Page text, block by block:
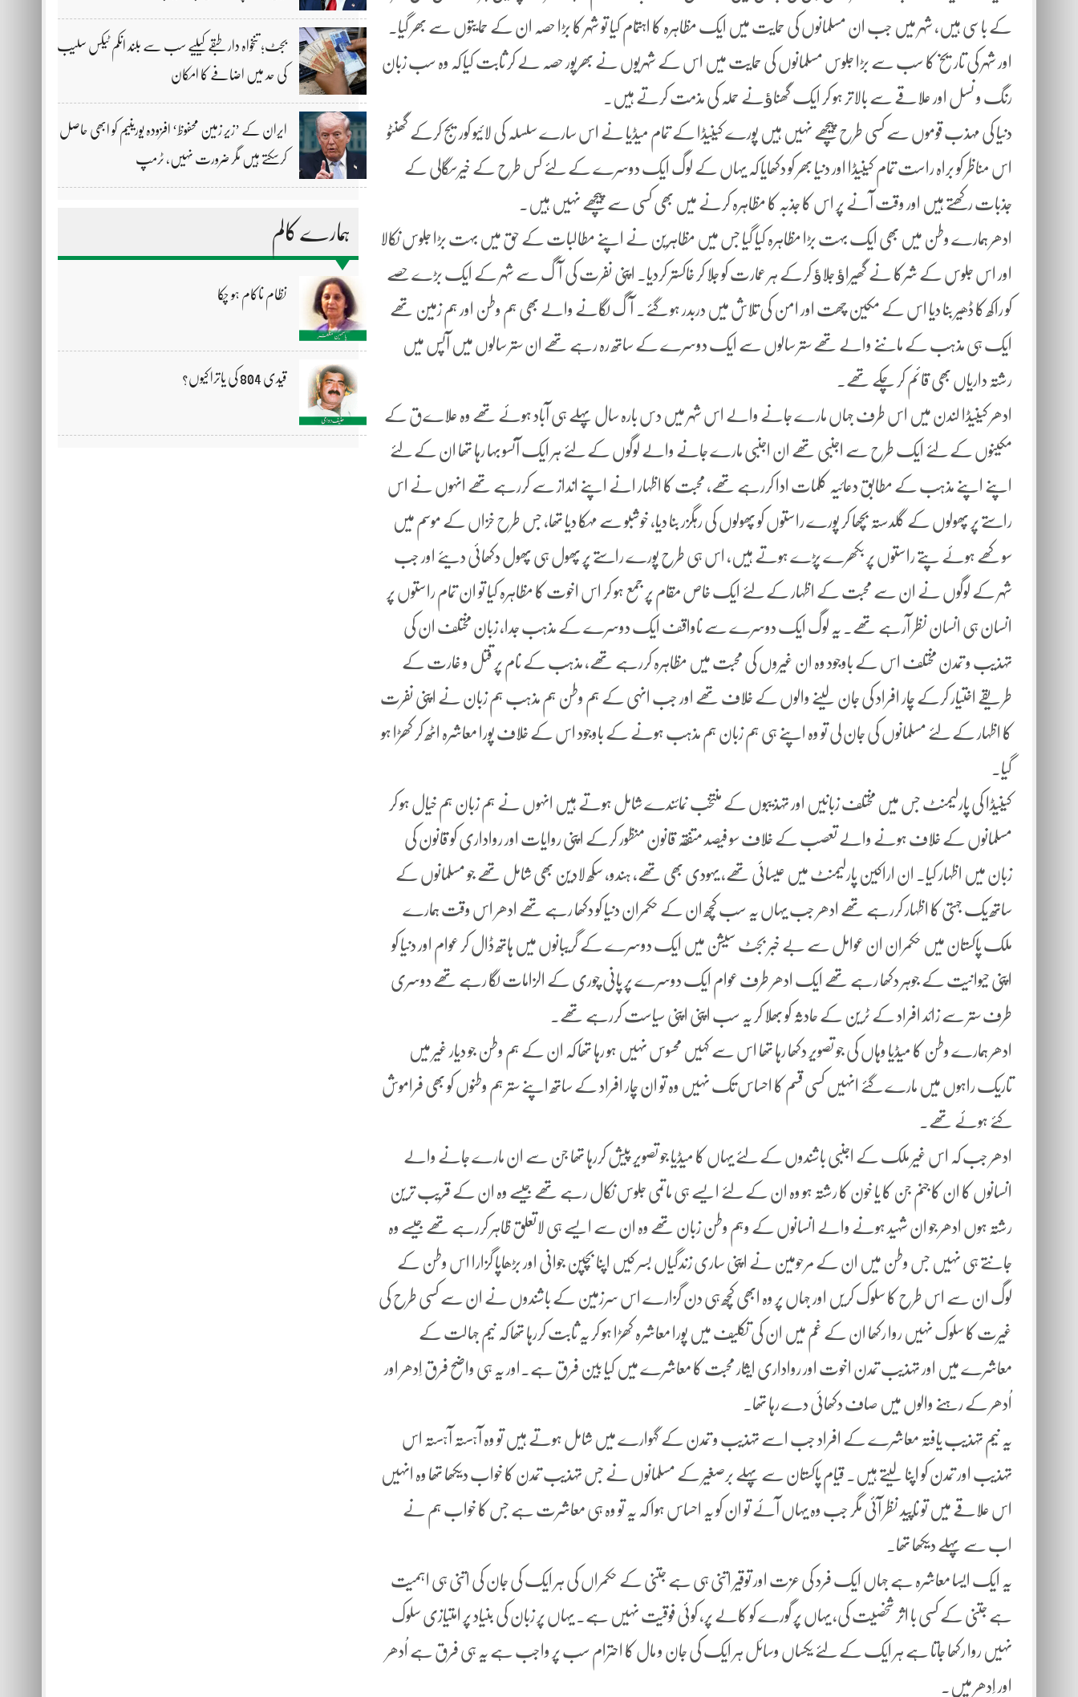
بجٹ؛ تنخواہ دار طبقے کیلیے سب سے بلند انکم ٹیکس سلیب
کی حد میں اضافے کا امکان
ایران کے ’زیر زمین محفوظ‘ افزودہ یورینیم کو ابھی حاصل
کرسکتے ہیں مگر ضرورت نہیں، ٹرمپ
ہمارے کالم
نظام ناکام ہو چکا
قیدی 804 کی یاترا کیوں؟
کے باسی ہیں، شہر میں جب ان مسلمانوں کی حمایت میں ایک مظاہرہ کا اہتمام کیا تو شہر کا بڑا حصہ ان کے حمایتوں سے بھر گیا۔
اور شہر کی تاریخ کا سب سے بڑا جلوس مسلمانوں کی حمایت میں اس کے شہریوں نے بھرپور حصہ لے کر ثابت کیا کہ وہ سب زبان
رنگ و نسل اور علاقے سے بالاتر ہو کر ایک گھناﺅنے حملہ کی مذمت کرتے ہیں۔
دنیا کی مہذب قوموں سے کسی طرح پیچھے نہیں ہیں پورے کینیڈا کے تمام میڈیا نے اس سارے سلسلہ کی لائیو کوریج کرکے گھنٹو
اس مناظر کو براہ راست تمام کینیڈا اور دنیا بھر کو دکھایا کہ یہاں کے لوگ ایک دوسرے کے لئے کس طرح کے خیرسگالی کے
جذبات رکھتے ہیں اور وقت آنے پر اس کا جذبہ کا مظاہرہ کرنے میں بھی کسی سے پیچھے نہیں ہیں۔
ادھر ہمارے وطن میں بھی ایک بہت بڑا مظاہرہ کیا گیا جس میں مظاہرین نے اپنے مطالبات کے حق میں بہت بڑا جلوس نکالا
اور اس جلوس کے شرکا نے گھیراﺅ جلاﺅ کرکے ہر عمارت کو جلا کر خاکستر کردیا۔ اپنی نفرت کی آگ سے شہر کے ایک بڑے حصے
کو راکھ کا ڈھیر بنا دیا اس کے مکین چھت اور امن کی تلاش میں دربدر ہو گئے۔ آگ لگانے والے بھی ہم وطن اور ہم زمین تھے
ایک ہی مذہب کے ماننے والے تھے ستر سالوں سے ایک دوسرے کے ساتھ رہ رہے تھے ان ستر سالوں میں آپس میں
رشتہ داریاں بھی قائم کر چکے تھے۔
ادھر کینیڈا لندن میں اس طرف جہاں مارے جانے والے اس شہر میں دس بارہ سال پہلے ہی آباد ہوئے تھے وہ علاےق کے
مکینوں کے لئے ایک طرح سے اجنبی تھے ان اجنبی مارے جانے والے لوگوں کے لئے ہر ایک آنسو بہا رہا تھا ان کے لئے
اپنے اپنے مذہب کے مطابق دعائیہ کلمات ادا کررہے تھے، محبت کا اظہار انے اپنے انداز سے کررہے تھے انہوں نے اس
راستے پر پھولوں کے گلدستہ بچھا کر پورے راستوں کو پھولوں کی رہگزر بنا دیا، خوشبو سے مہکا دیا تھا، جس طرح خزاں کے موسم میں
سوکھے ہوئے پتے راستوں پر بکھرے پڑے ہوتے ہیں، اس ہی طرح پورے راستے پر پھول ہی پھول دکھائی دیئے اور جب
شہر کے لوگوں نے ان سے محبت کے اظہار کے لئے ایک خاص مقام پر جمع ہو کر اس اخوت کا مظاہرہ کیا تو ان تمام راستوں پر
انسان ہی انسان نظر آرہے تھے۔ یہ لوگ ایک دوسرے سے ناواقف ایک دوسرے کے مذہب جدا، زبان مختلف ان کی
تہذیب و تمدن مختلف اس کے باوجود وہ ان غیروں کی محبت میں مظاہرہ کررہے تھے، مذہب کے نام پر قتل و غارت کے
طریقے اختیار کرکے چار افراد کی جان لینے والوں کے خلاف تھے اور جب انہی کے ہم وطن ہم مذہب ہم زبان نے اپنی نفرت
کا اظہار کے لئے مسلمانوں کی جان لی تو وہ اپنے ہی ہم زبان ہم مذہب ہونے کے باوجود اس کے خلاف پورا معاشرہ اٹھ کر کھڑا ہو
گیا۔
کینیڈا کی پارلیمنٹ جس میں مختلف زبانیں اور تہذیبوں کے منتخب نمائندے شامل ہوتے ہیں انہوں نے ہم زبان ہم خیال ہو کر
مسلمانوں کے خلاف ہونے والے تعصب کے خلاف سو فیصد متفقہ قانون منظور کرکے اپنی روایات اور رواداری کو قانون کی
زبان میں اظہار کیا۔ ان اراکین پارلیمنٹ میں عیسائی تھے، یہودی بھی تھے، ہندو، سکھ لادین بھی شامل تھے جو مسلمانوں کے
ساتھ یک جہتی کا اظہار کررہے تھے ادھر جب یہاں یہ سب کچھ ان کے حکمران دنیا کو دکھا رہے تھے ادھر اس وقت ہمارے
ملک پاکستان میں حکمران ان عوامل سے بے خبر بجٹ سیشن میں ایک دوسرے کے گریبانوں میں ہاتھ ڈال کر عوام اور دنیا کو
اپنی حیوانیت کے جوہر دکھا رہے تھے ایک ادھر طرف عوام ایک دوسرے پر پانی چوری کے الزامات لگا رہے تھے دوسری
طرف ستر سے زائد افراد کے ٹرین کے حادثہ کو بھلا کر یہ سب اپنی اپنی سیاست کررہے تھے۔
ادھر ہمارے وطن کا میڈیا وہاں کی جو تصویر دکھا رہا تھا اس سے کہیں محسوس نہیں ہو رہا تھا کہ ان کے ہم وطن جو دیار غیر میں
تاریک راہوں میں مارے گئے انہیں کسی قسم کا احساس تک نہیں وہ تو ان چار افراد کے ساتھ اپنے ستر ہم وطنوں کو بھی فراموش
کئے ہوئے تھے۔
ادھر جب کہ اس غیر ملک کے اجنبی باشندوں کے لئے یہاں کا میڈیا جو تصویر پیش کررہا تھا جن سے ان مارے جانے والے
انسانوں کا ان کا جنم جن کا یا خون کا رشتہ ہو وہ ان کے لئے ایسے ہی ماتمی جلوس نکال رہے تھے جیسے وہ ان کے قریب ترین
رشتہ ہوں ادھر جو ان شہید ہونے والے انسانوں کے وہم وطن زبان تھے وہ ان سے ایسے ہی لاتعلق ظاہر کررہے تھے جیسے وہ
جانتے ہی نہیں جس وطن میں ان کے مرحومین نے اپنی ساری زندگیاں بسر کیں اپنا بچپن جوانی اور بڑھاپا گزارا اس وطن کے
لوگ ان سے اس طرح کا سلوک کریں اور جہاں پر وہ ابھی کچھ ہی دن گزارے اس سرزمین کے باشندوں نے ان سے کسی طرح کی
غیرت کا سلوک نہیں روا رکھا ان کے غم میں ان کی تکلیف میں پورا معاشرہ کھڑا ہو کر یہ ثابت کررہا تھا کہ نیم جہالت کے
معاشرے میں اور تہذیب تمدن اخوت اور رواداری ایثار محبت کا معاشرے میں کیا بین فرق ہے۔اور یہ ہی واضح فرق اِدھر اور
اُدھر کے رہنے والوں میں صاف دکھائی دے رہا تھا۔
یہ نیم تہذیب یافتہ معاشرے کے افراد جب اسے تہذیب و تمدن کے گہوارے میں شامل ہوتے ہیں تو وہ آہستہ آہستہ اس
تہذیب اور تمدن کو اپنا لیتے ہیں۔ قیام پاکستان سے پہلے برصغیر کے مسلمانوں نے جس تہذیب تمدن کا خواب دیکھا تھا وہ انہیں
اس علاقے میں تو ناپید نظر آئی مگر جب وہ یہاں آئے تو ان کو یہ احساس ہوا کہ یہ تو وہ ہی معاشرت ہے جس کا خواب ہم نے
اب سے پہلے دیکھا تھا۔
یہ ایک ایسا معاشرہ ہے جہاں ایک فرد کی عزت اور توقیر اتنی ہی ہے جتنی کے حکمراں کی ہر ایک کی جان کی اتنی ہی اہمیت
ہے جتنی کے کسی با اثر شخصیت کی، یہاں پر گورے کو کالے پر، کوئی فوقیت نہیں ہے۔ یہاں پر زبان کی بنیاد پر امتیازی سلوک
نہیں روا رکھا جاتا ہے ہر ایک کے لئے یکساں وسائل ہر ایک کی جان و مال کا احترام سب پر واجب ہے یہ ہی فرق ہے اُدھر
اور اِدھر میں۔